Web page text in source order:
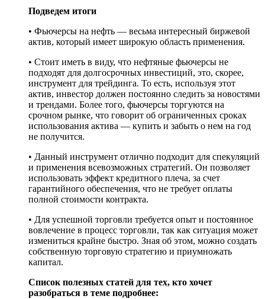
Подведем итоги
• Фьючерсы на нефть — весьма интересный биржевой
актив, который имеет широкую область применения.
• Стоит иметь в виду, что нефтяные фьючерсы не
подходят для долгосрочных инвестиций, это, скорее,
инструмент для трейдинга. То есть, используя этот
актив, инвестор должен постоянно следить за новостями
и трендами. Более того, фьючерсы торгуются на
срочном рынке, что говорит об ограниченных сроках
использования актива — купить и забыть о нем на год
не получится.
• Данный инструмент отлично подходит для спекуляций
и применения всевозможных стратегий. Он позволяет
использовать эффект кредитного плеча, за счет
гарантийного обеспечения, что не требует оплаты
полной стоимости контракта.
• Для успешной торговли требуется опыт и постоянное
вовлечение в процесс торговли, так как ситуация может
измениться крайне быстро. Зная об этом, можно создать
собственную торговую стратегию и приумножать
капитал.
Список полезных статей для тех, кто хочет
разобраться в теме подробнее: